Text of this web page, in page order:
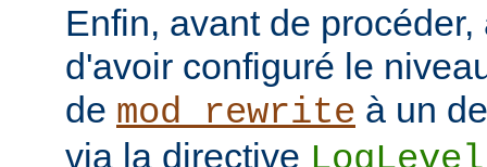
Enfin, avant de
d'avoir configuré le
de mod_rewrite à un
via la directive